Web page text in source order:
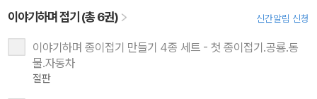
이야기하며 접기 (총 6권) 신간알림 신청
이야기하며 종이접기 만들기 4종 세트 - 첫 종이접기.공룡.동
물.자동차
절판